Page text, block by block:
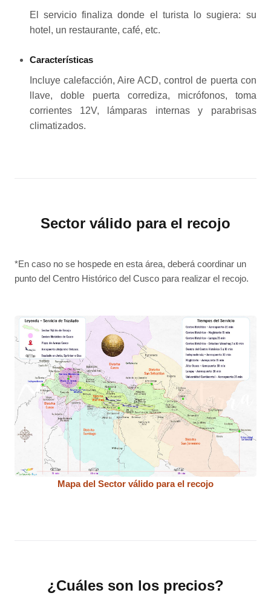
El servicio finaliza donde el turista lo sugiera: su
hotel, un restaurante, café, etc.
Características
Incluye calefacción, Aire ACD, control de puerta con
llave, doble puerta corrediza, micrófonos, toma
corrientes 12V, lámparas internas y parabrisas
climatizados.
Sector válido para el recojo
*En caso no se hospede en esta área, deberá coordinar un
punto del Centro Histórico del Cusco para realizar el recojo.
Mapa del Sector válido para el recojo
¿Cuáles son los precios?